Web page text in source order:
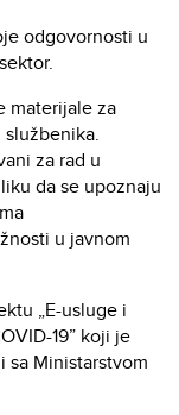
odgovornosti u
materijale za
za rad u
da se upoznaju
u javnom
„E-usluge i
19” koji je
sa Ministarstvom